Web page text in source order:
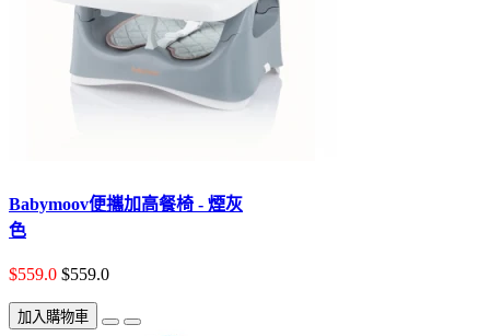
Babymoov便攜加高餐椅 - 煙灰
色
$559.0 $559.0
加入購物車